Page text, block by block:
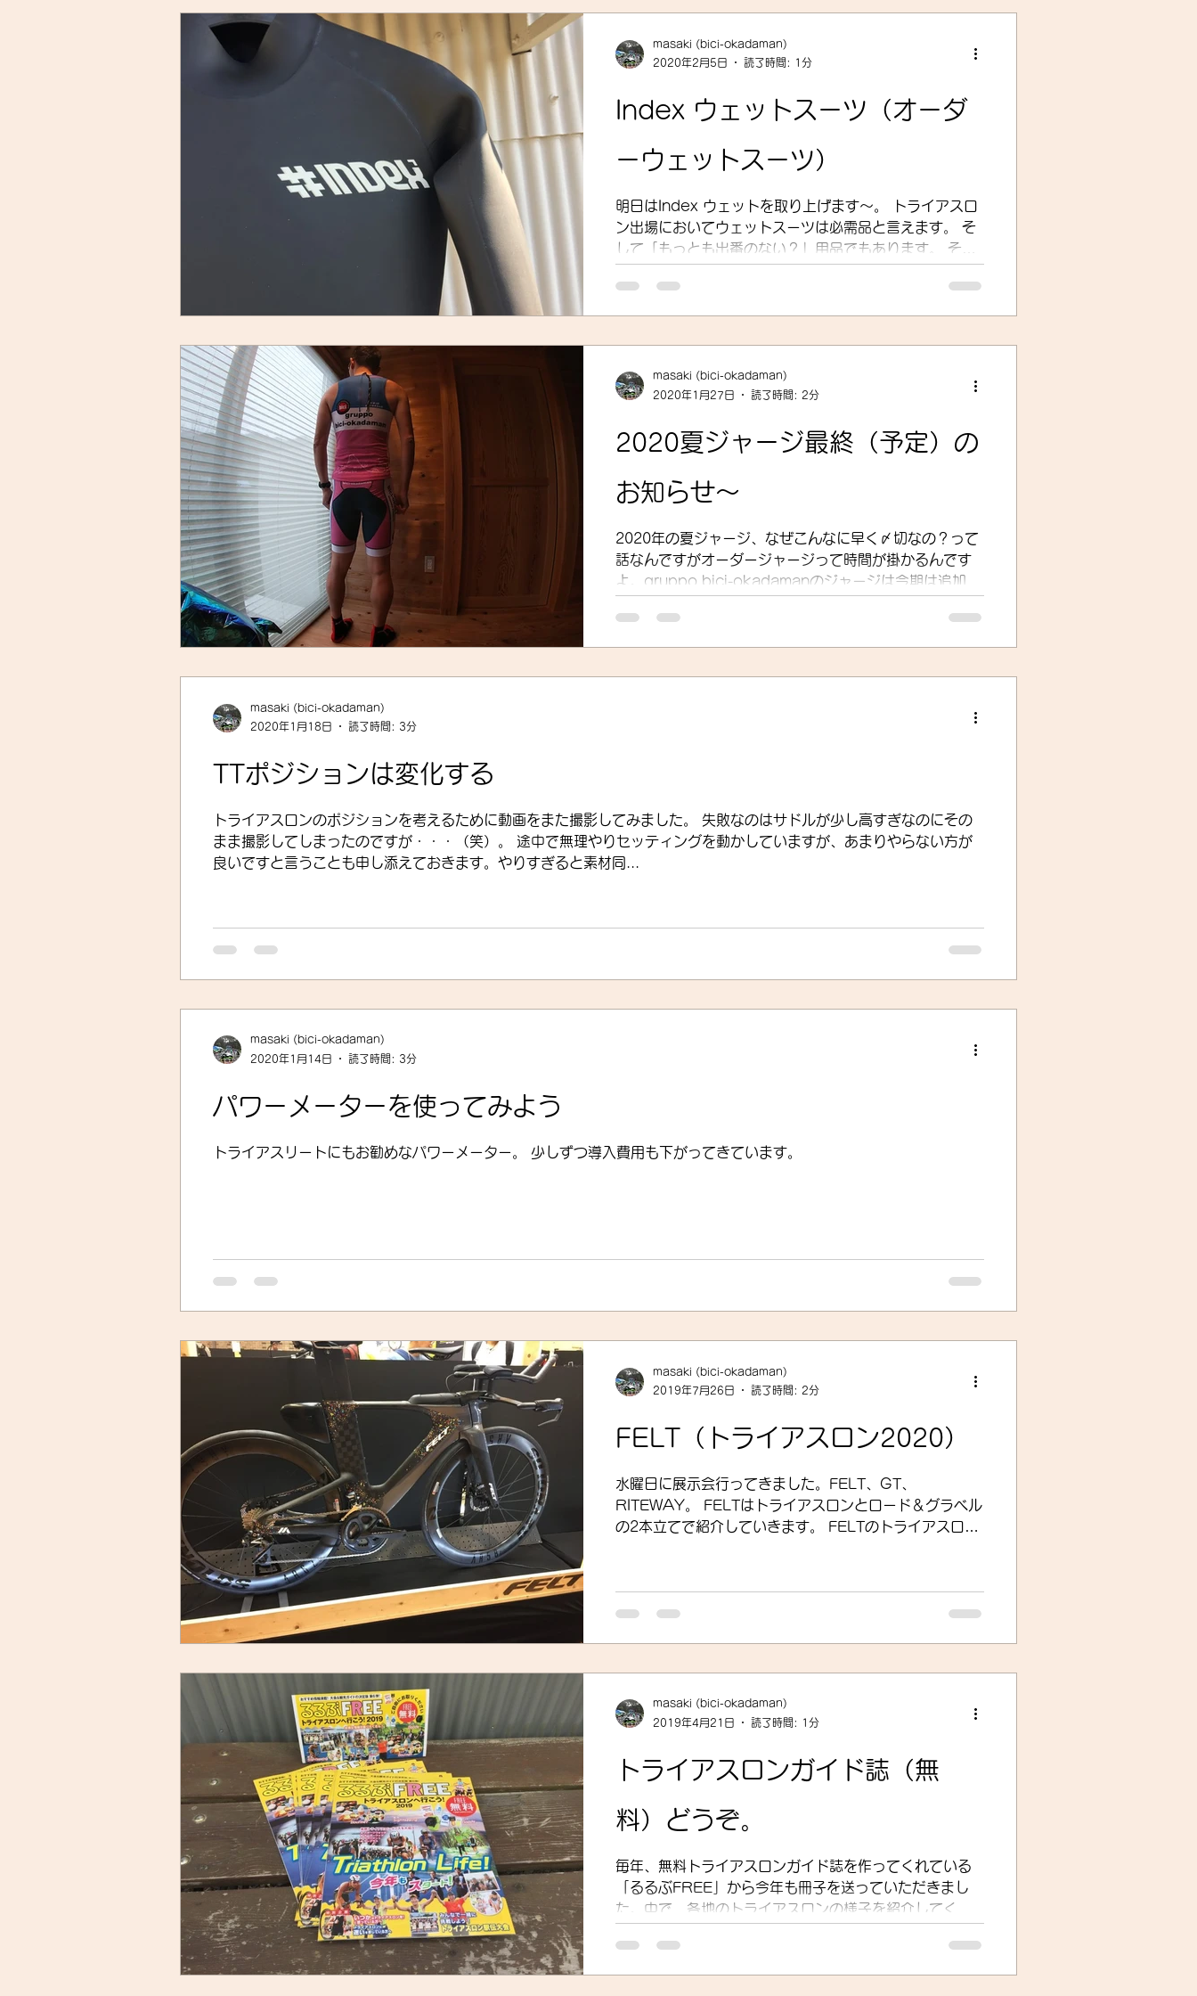
bici-okadaman シクロクロス gruppo bici-okadaman
バイクパッキング フロントシングル化 入荷 セール グラベルロード
スキルアップ 試乗車 展示会 営業 独り言 パワーメーター
ウェットスーツ
Index ウェットスーツ（オーダ
ーウェットスーツ）
明日はIndex ウェットを取り上げます～。 トライアスロ
ン出場においてウェットスーツは必需品と言えます。 そ
して「もっとも出番のない？」用品でもあります。 そん
を考える。 index...
masaki (bici-okadaman)
2020年2月5日
読了時間: 1分
2020夏ジャージ最終（予定）の
お知らせ～
2020年の夏ジャージ、なぜこんなに早く〆切なの？って
話なんですがオーダージャージって時間が掛かるんです
よ。gruppo bici-okadamanのジャージは今期は追加生
ンの決定までのやり取りだけで1か月」程度はかかると
思...
masaki (bici-okadaman)
2020年1月27日
読了時間: 2分
TTポジションは変化する
トライアスロンのポジションを考えるために動画をまた撮影してみました。 失敗なのはサドルが少し高すぎなのにその
まま撮影してしまったのですが・・・（笑）。 途中で無理やりセッティングを動かしていますが、あまりやらない方が
良いですと言うことも申し添えておきます。やりすぎると素材同...
masaki (bici-okadaman)
2020年1月18日
読了時間: 3分
パワーメーターを使ってみよう
トライアスリートにもお勧めなパワーメーター。 少しずつ導入費用も下がってきています。
masaki (bici-okadaman)
2020年1月14日
読了時間: 3分
FELT（トライアスロン2020）
水曜日に展示会行ってきました。FELT、GT、
RITEWAY。 FELTはトライアスロンとロード＆グラベル
の2本立てで紹介していきます。 FELTのトライアスロン
いますが、...
masaki (bici-okadaman)
2019年7月26日
読了時間: 2分
トライアスロンガイド誌（無
料）どうぞ。
毎年、無料トライアスロンガイド誌を作ってくれている
「るるぶFREE」から今年も冊子を送っていただきまし
た。中で、各地のトライアスロンの様子を紹介してくれ
ようにトライアスロン競技・トレーニングを楽しんでと
いうの...
masaki (bici-okadaman)
2019年4月21日
読了時間: 1分